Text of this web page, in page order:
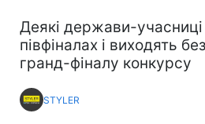
Деякі держави-
півфіналах і виходять
гранд-фіналу конкурсу
STYLER